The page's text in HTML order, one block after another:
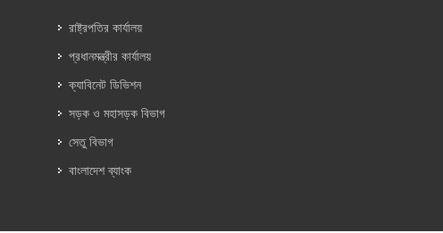
রাষ্ট্রপতির কার্যালয়
প্রধানমন্ত্রীর কার্যালয়
ক্যাবিনেট ডিভিশন
সড়ক ও মহাসড়ক বিভাগ
সেতু বিভাগ
বাংলাদেশ ব্যাংক